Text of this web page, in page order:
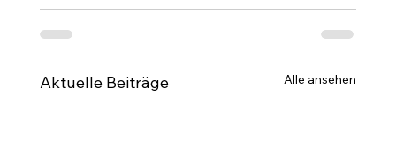
Aktuelle Beiträge Alle ansehen